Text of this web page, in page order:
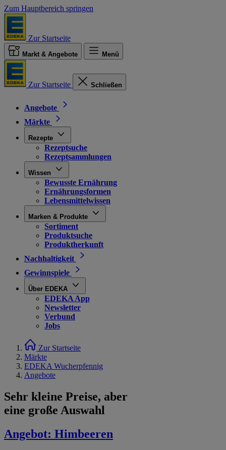
Zum Hauptbereich springen
Zur Startseite
Markt & Angebote Menü
Zur Startseite Schließen
Angebote
Märkte
Rezepte
Rezeptsuche
Rezeptsammlungen
Wissen
Bewusste Ernährung
Ernährungsformen
Lebensmittelwissen
Marken & Produkte
Sortiment
Produktsuche
Produktherkunft
Nachhaltigkeit
Gewinnspiele
Über EDEKA
EDEKA App
Newsletter
Verbund
Jobs
Zur Startseite
Märkte
EDEKA Wucherpfennig
Angebote
Sehr kleine Preise, aber
eine große Auswahl
Angebot: Himbeeren